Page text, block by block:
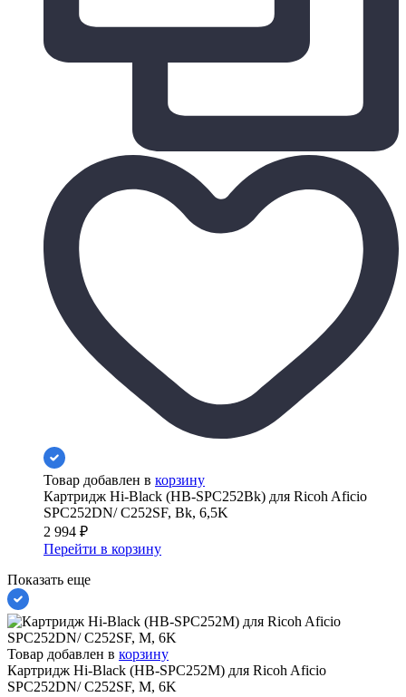
Товар добавлен в корзину
Картридж Hi-Black (HB-SPC252Bk) для Ricoh Aficio
SPC252DN/ C252SF, Bk, 6,5K
2 994 ₽
Перейти в корзину
Показать еще
Товар добавлен в корзину
Картридж Hi-Black (HB-SPC252M) для Ricoh Aficio
SPC252DN/ C252SF, M, 6K